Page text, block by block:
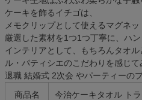
ケーキを飾るイチゴは、
メモクリップとして使えるマグネッ
厳選した素材を1つ1つ丁寧に、ハ
インテリアとして、もちろんタオル
ル・パティシエのこだわりを感じて
退職 結婚式 2次会 やパーティーの
商品名
今治ケーキタオル ト